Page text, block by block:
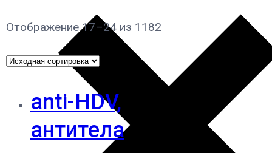
Отображение 17–24 из 1182
anti-HDV,
антитела